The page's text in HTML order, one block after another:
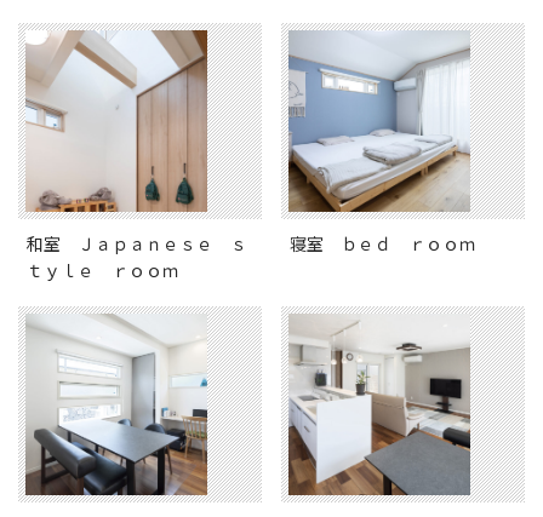
和室 Ｊａｐａｎｅｓｅ ｓ
ｔｙｌｅ ｒｏｏｍ
寝室 ｂｅｄ ｒｏｏｍ